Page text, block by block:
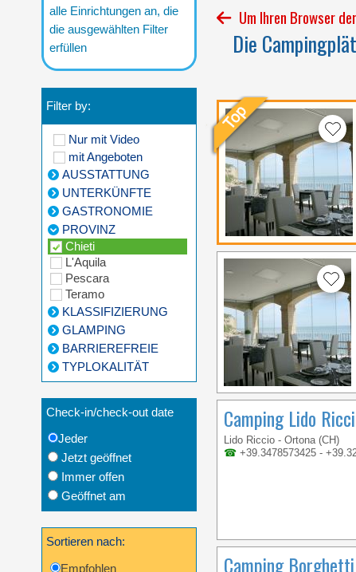
alle Einrichtungen an, die
die ausgewählten Filter
erfüllen
Filter by:
Nur mit Video
mit Angeboten
AUSSTATTUNG
UNTERKÜNFTE
GASTRONOMIE
PROVINZ
Chieti
L'Aquila
Pescara
Teramo
KLASSIFIZIERUNG
GLAMPING
BARRIEREFREIE
TYPLOKALITÄT
Check-in/check-out date
Jeder
Jetzt geöffnet
Immer offen
Geöffnet am
Sortieren nach:
Empfohlen
Um Ihren Browser
Die
Camping Lido
Lido Riccio - Ortona (CH)
☎ +39.3478573425 -
Camping Borghetti